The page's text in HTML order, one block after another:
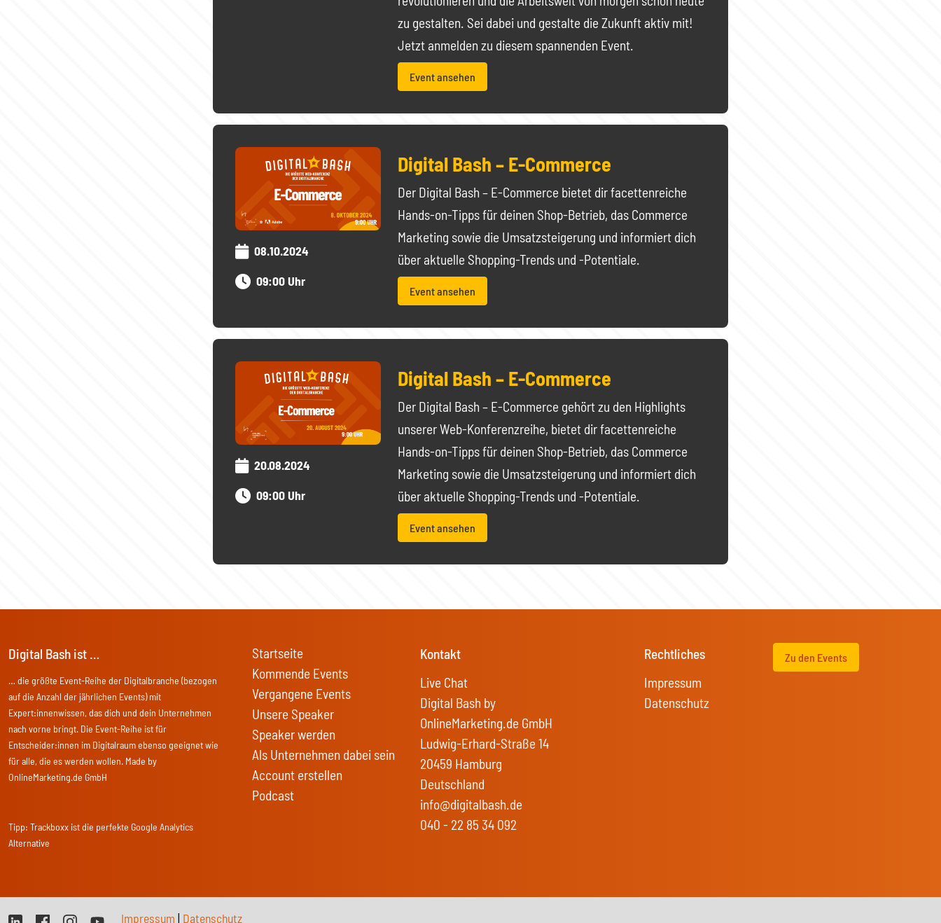
zu gestalten. Sei dabei und gestalte die Zukunft aktiv mit!
Jetzt anmelden zu diesem spannenden Event.
Event ansehen
08.10.2024
09:00 Uhr
Digital Bash – E-Commerce
Der Digital Bash – E-Commerce bietet dir facettenreiche
Hands-on-Tipps für deinen Shop-Betrieb, das Commerce
Marketing sowie die Umsatzsteigerung und informiert dich
über aktuelle Shopping-Trends und -Potentiale.
Event ansehen
20.08.2024
09:00 Uhr
Digital Bash – E-Commerce
Der Digital Bash – E-Commerce gehört zu den Highlights
unserer Web-Konferenzreihe, bietet dir facettenreiche
Hands-on-Tipps für deinen Shop-Betrieb, das Commerce
Marketing sowie die Umsatzsteigerung und informiert dich
über aktuelle Shopping-Trends und -Potentiale.
Event ansehen
Digital Bash ist …
… die größte Event-Reihe der Digitalbranche (bezogen
auf die Anzahl der jährlichen Events) mit
Expert:innenwissen, das dich und dein Unternehmen
nach vorne bringt. Die Event-Reihe ist für
Entscheider:innen im Digitalraum ebenso geeignet wie
für alle, die es werden wollen. Made by
OnlineMarketing.de GmbH
Tipp: Trackboxx ist die perfekte Google Analytics
Alternative
Startseite
Kommende Events
Vergangene Events
Unsere Speaker
Speaker werden
Als Unternehmen dabei sein
Account erstellen
Podcast
Kontakt
Live Chat
Digital Bash by
OnlineMarketing.de GmbH
Ludwig-Erhard-Straße 14
20459 Hamburg
Deutschland
info@digitalbash.de
040 - 22 85 34 092
Rechtliches
Impressum
Datenschutz
Zu den Events
Impressum | Datenschutz